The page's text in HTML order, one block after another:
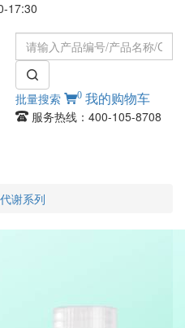
17:30
批量搜索 0 我的购物车
服务热线：400-105-8708
谢系列